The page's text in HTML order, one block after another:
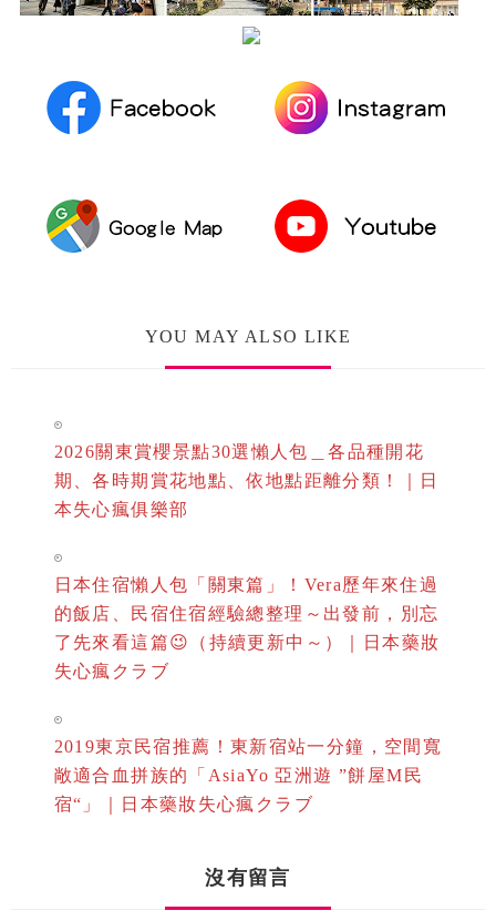
YOU MAY ALSO LIKE
2026關東賞櫻景點30選懶人包＿各品種開花
期、各時期賞花地點、依地點距離分類！｜日
本失心瘋俱樂部
日本住宿懶人包「關東篇」！Vera歷年來住過
的飯店、民宿住宿經驗總整理～出發前，別忘
了先來看這篇😉（持續更新中～）｜日本藥妝
失心瘋クラブ
2019東京民宿推薦！東新宿站一分鐘，空間寬
敞適合血拼族的「AsiaYo 亞洲遊 ”餅屋M民
宿“」｜日本藥妝失心瘋クラブ
沒有留言